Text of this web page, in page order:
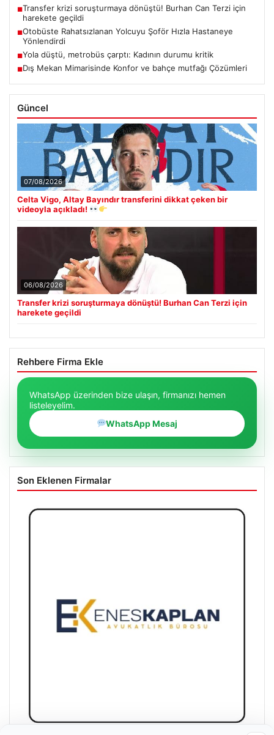
■Transfer krizi soruşturmaya dönüştü! Burhan Can Terzi için
harekete geçildi
■Otobüste Rahatsızlanan Yolcuyu Şoför Hızla Hastaneye
Yönlendirdi
■Yola düştü, metrobüs çarptı: Kadının durumu kritik
■Dış Mekan Mimarisinde Konfor ve bahçe mutfağı Çözümleri
Güncel
07/08/2026
Celta Vigo, Altay Bayındır transferini dikkat çeken bir
videoyla açıkladı!
06/08/2026
Transfer krizi soruşturmaya dönüştü! Burhan Can Terzi için
harekete geçildi
Rehbere Firma Ekle
WhatsApp üzerinden bize ulaşın, firmanızı hemen
listeleyelim.
WhatsApp Mesaj
Son Eklenen Firmalar